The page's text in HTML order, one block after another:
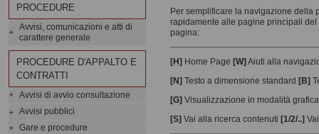
Per semplificare la navigazione della
rapidamente alle pagine principali
pagina:
[H] Home Page [W] Aiuti alla
[N] Testo a dimensione standard [B]
[G] Visualizzazione in modalità
[S] Vai alla ricerca contenuti [1/2/..]
PROCEDURE
Avvisi, comunicazioni e atti di
carattere generale
PROCEDURE D'APPALTO E
CONTRATTI
Avvisi di avvio consultazione
Avvisi pubblici
Gare e procedure